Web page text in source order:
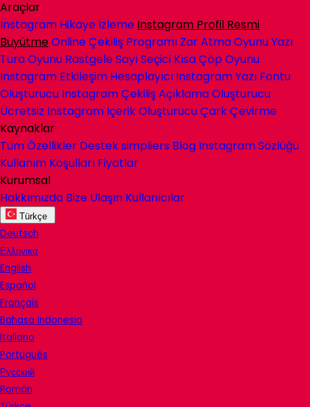
Araçlar
Instagram Hikaye İzleme Instagram Profil Resmi
BüyütmeOnline Çekiliş Programı Zar Atma OyunuYazı
Tura Oyunu Rastgele Sayı Seçici Kısa Çöp Oyunu
Instagram Etkileşim Hesaplayıcı Instagram Yazı Fontu
Oluşturucu Instagram Çekiliş Açıklama Oluşturucu
Ücretsiz Instagram İçerik OluşturucuÇark Çevirme
Kaynaklar
Tüm Özellikler Desteksimpliers Blog Instagram Sözlüğü
Kullanım Koşulları Fiyatlar
Kurumsal
Hakkımızda Bize Ulaşın Kullanıcılar
Türkçe
Deutsch
Ελληνικα
English
Español
Français
Bahasa Indonesia
Italiano
Português
Русский
Român